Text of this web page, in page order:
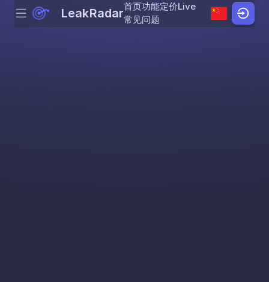
Skip to content
Menu LeakRadar首页功能定价Live
常见问题